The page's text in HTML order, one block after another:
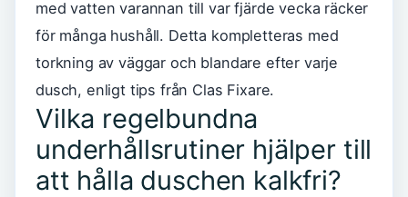
med vatten varannan till var fjärde vecka räcker
för många hushåll. Detta kompletteras med
torkning av väggar och blandare efter varje
dusch, enligt tips från Clas Fixare.
Vilka regelbundna
underhållsrutiner hjälper till
att hålla duschen kalkfri?